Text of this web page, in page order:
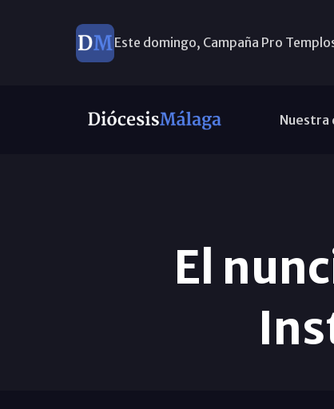
Este domingo, Campaña Pro
Nuestra
El